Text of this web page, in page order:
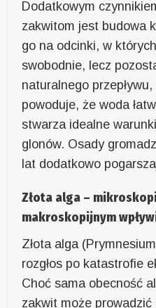
Dodatkowym
zakwitom jest budowa
go na odcinki, w
swobodnie, lecz
naturalnego
powoduje, że woda
stwarza idealne
glonów. Osady
lat dodatkowo
Złota alga –
makroskopijnym
Złota alga
rozgłos po katastrofie
Choć sama obecność
zakwit może